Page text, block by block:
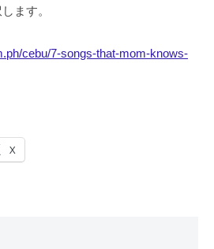
ます。
cebu/7-songs-that-mom-knows-
X